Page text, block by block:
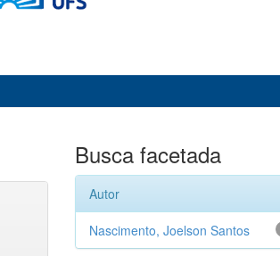
Busca facetada
Autor
Nascimento, Joelson Santos